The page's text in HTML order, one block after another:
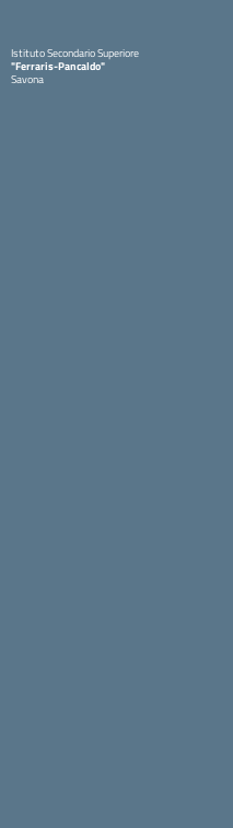
Istituto Secondario Superiore
"Ferraris-Pancaldo"
Savona